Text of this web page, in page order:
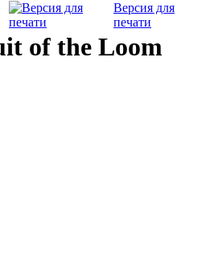
Версия для
печати
of the Loom